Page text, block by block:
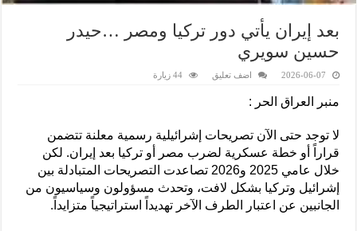
بعد إيران يأتي دور تركيا ومصر …حيدر
حسين سويري
2026-06-07 اضف تعليق 44 زيارة
منبر العراق الحر :
لا توجد حتى الآن تصريحات إشرائيلية رسمية معلنة تتضمن
قراراً أو خطة عسكرية لضرب مصر أو تركيا بعد إيران. لكن
خلال عامي 2025 و2026 تصاعدت التصريحات المتبادلة بين
إشرائيل وتركيا بشكل لافت، وتحدث مسؤولون وسياسيون من
الجانبين عن اعتبار الطرف الآخر تهديداً استراتيجياً متزايداً.